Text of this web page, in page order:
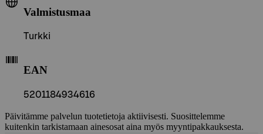
Valmistusmaa
Turkki
EAN
5201184934616
Päivitämme palvelun tuotetietoja aktiivisesti. Suosittelemme
kuitenkin tarkistamaan ainesosat aina myös myyntipakkauksesta.